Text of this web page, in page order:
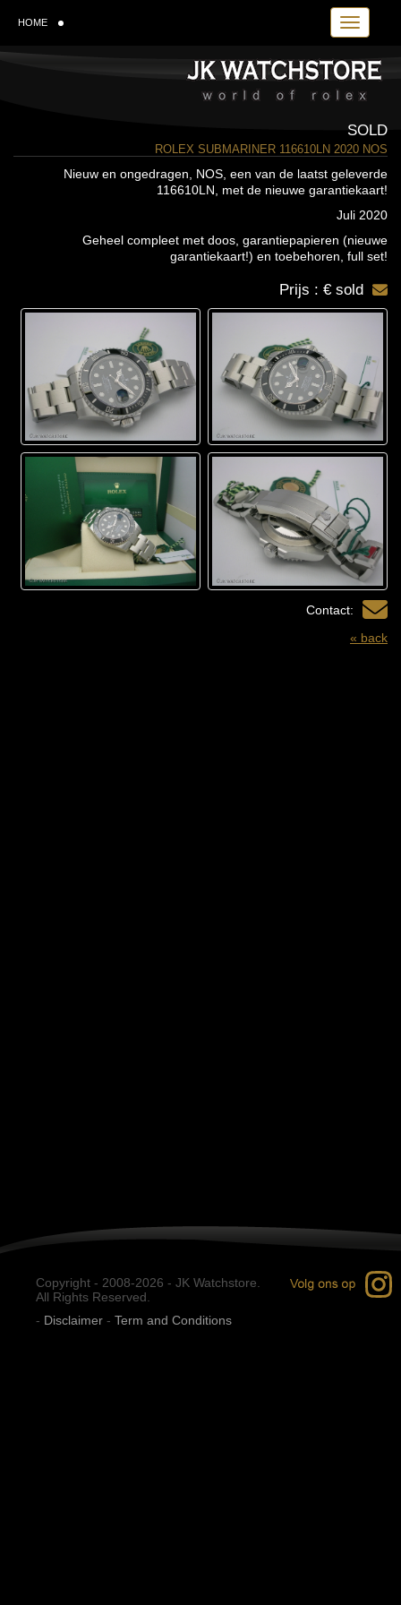
Toggle
HOME
SOLD
ROLEX SUBMARINER 116610LN 2020 NOS
Nieuw en ongedragen, NOS, een van de laatst geleverde
116610LN, met de nieuwe garantiekaart!
Juli 2020
Geheel compleet met doos, garantiepapieren (nieuwe
garantiekaart!) en toebehoren, full set!
Prijs : € sold
Contact:
« back
Copyright - 2008-2026 - JK Watchstore.
All Rights Reserved.
- Disclaimer - Term and Conditions